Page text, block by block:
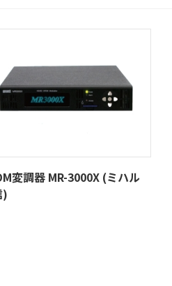
変調器 MR-3000X (ミハル
)